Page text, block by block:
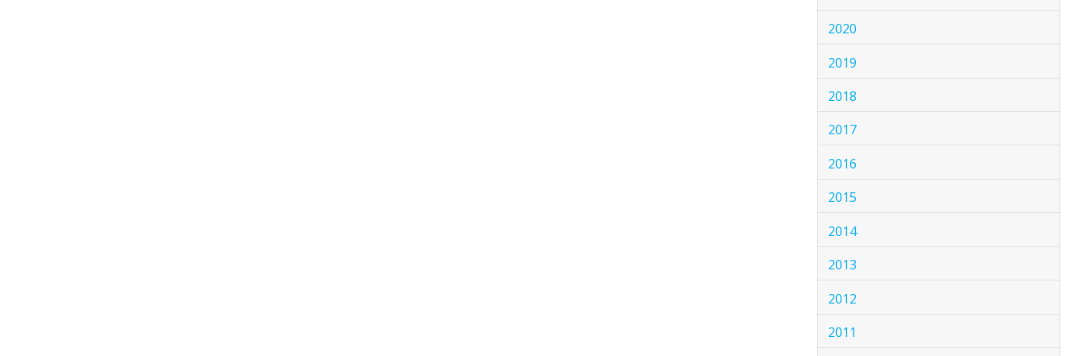
2020
2019
2018
2017
2016
2015
2014
2013
2012
2011